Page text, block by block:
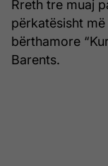
Rreth tre muaj
përkatësisht
bërthamore
Barents.